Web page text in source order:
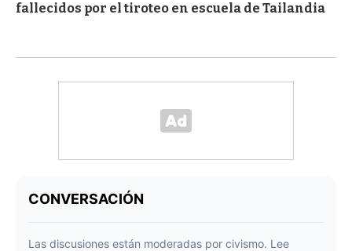
fallecidos por el tiroteo en escuela de Tailandia